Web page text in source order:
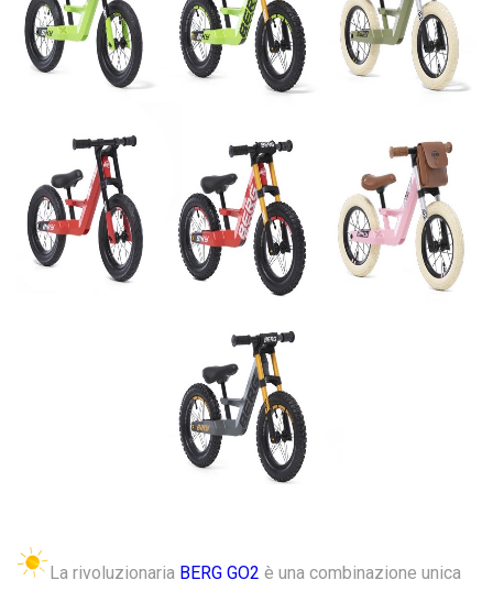
La rivoluzionaria BERG GO2 è una combinazione unica